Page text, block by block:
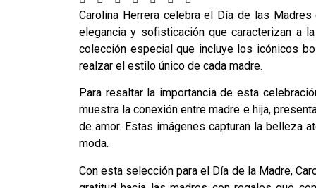
Carolina Herrera celebra el Día de las
elegancia y sofisticación que caracterizan a
colección especial que incluye los icónicos
realzar el estilo único de cada madre.
Para resaltar la importancia de esta
muestra la conexión entre madre e hija,
de amor. Estas imágenes capturan la belleza
moda.
Con esta selección para el Día de la Madre,